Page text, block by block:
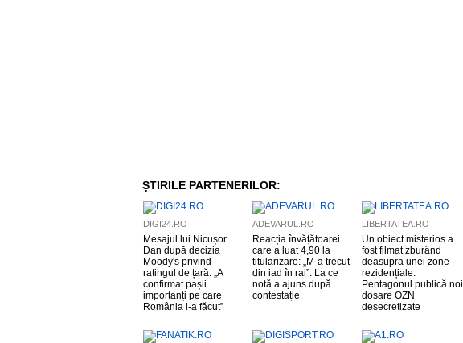
ȘTIRILE PARTENERILOR:
DIGI24.RO
Mesajul lui Nicușor
Dan după decizia
Moody's privind
ratingul de țară: „A
confirmat pașii
importanți pe care
România i-a făcut”
ADEVARUL.RO
Reacția învățătoarei
care a luat 4,90 la
titularizare: „M-a trecut
din iad în rai”. La ce
notă a ajuns după
contestație
LIBERTATEA.RO
Un obiect misterios a
fost filmat zburând
deasupra unei zone
rezidențiale.
Pentagonul publică noi
dosare OZN
desecretizate